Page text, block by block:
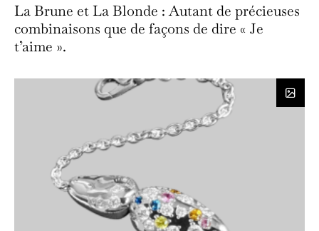
La Brune et La Blonde : Autant de précieuses
combinaisons que de façons de dire « Je
t’aime ».